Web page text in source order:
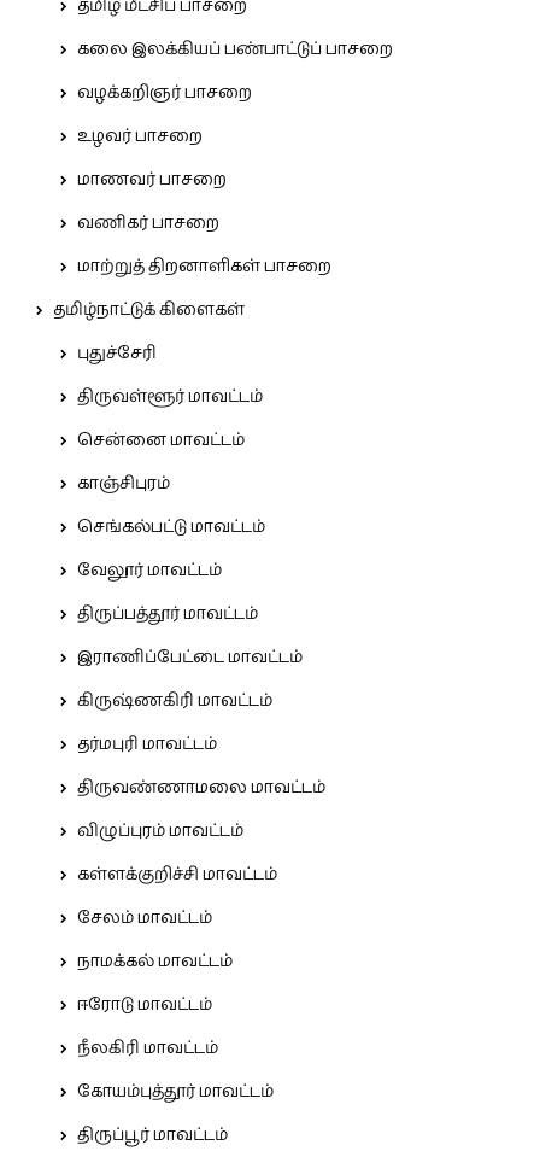
தமிழ் மீட்சிப் பாசறை
கலை இலக்கியப் பண்பாட்டுப் பாசறை
வழக்கறிஞர் பாசறை
உழவர் பாசறை
மாணவர் பாசறை
வணிகர் பாசறை
மாற்றுத் திறனாளிகள் பாசறை
தமிழ்நாட்டுக் கிளைகள்
புதுச்சேரி
திருவள்ளூர் மாவட்டம்
சென்னை மாவட்டம்
காஞ்சிபுரம்
செங்கல்பட்டு மாவட்டம்
வேலூர் மாவட்டம்
திருப்பத்தூர் மாவட்டம்
இராணிப்பேட்டை மாவட்டம்
கிருஷ்ணகிரி மாவட்டம்
தர்மபுரி மாவட்டம்
திருவண்ணாமலை மாவட்டம்
விழுப்புரம் மாவட்டம்
கள்ளக்குறிச்சி மாவட்டம்
சேலம் மாவட்டம்
நாமக்கல் மாவட்டம்
ஈரோடு மாவட்டம்
நீலகிரி மாவட்டம்
கோயம்புத்தூர் மாவட்டம்
திருப்பூர் மாவட்டம்